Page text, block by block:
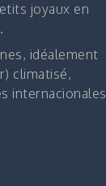
joyaux en
idéalement
climatisé,
internacionales